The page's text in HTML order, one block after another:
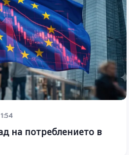
на потреблението в